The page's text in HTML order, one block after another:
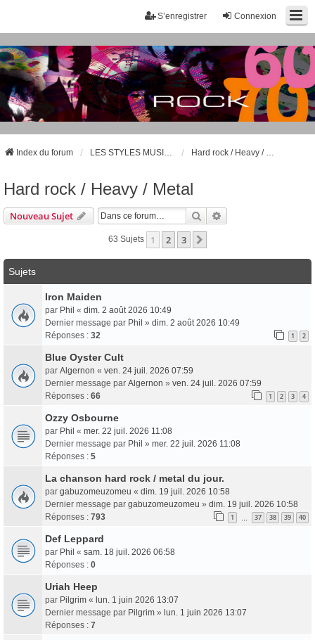
Connexion
S’enregistrer
Index du forum
Hard rock / Heavy / Metal
Nouveau Sujet Rechercher
63 Sujets 1 2 3
Sujets
Iron Maiden
par Phil « dim. 2 août 2026 10:49
Dernier message par Phil » dim. 2 août 2026 10:49
Réponses : 32 1 2
Blue Oyster Cult
par Algernon « ven. 24 juil. 2026 07:59
Dernier message par Algernon » ven. 24 juil. 2026 07:59
Réponses : 66 1 2 3 4
Ozzy Osbourne
par Phil « mer. 22 juil. 2026 11:08
Dernier message par Phil » mer. 22 juil. 2026 11:08
Réponses : 5
La chanson hard rock / metal du jour.
par gabuzomeuzomeu « dim. 19 juil. 2026 10:58
Dernier message par gabuzomeuzomeu » dim. 19 juil. 2026 10:58
Réponses : 793 1 37 38 39 40
Def Leppard
par Phil « sam. 18 juil. 2026 06:58
Réponses : 0
Uriah Heep
par Pilgrim « lun. 1 juin 2026 13:07
Dernier message par Pilgrim » lun. 1 juin 2026 13:07
Réponses : 7